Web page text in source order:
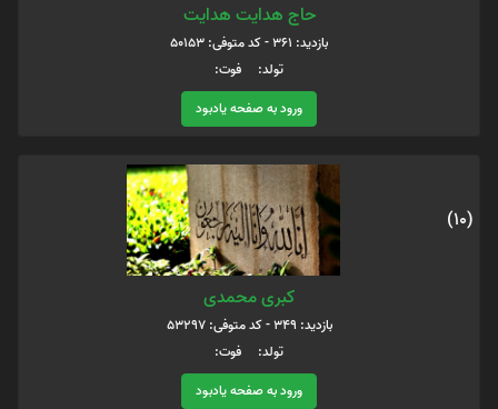
حاج هدایت هدایت
بازدید: 361 - کد متوفی: 50153
تولد: فوت:
ورود به صفحه یادبود
(10)
کبری محمدی
بازدید: 349 - کد متوفی: 53297
تولد: فوت:
ورود به صفحه یادبود